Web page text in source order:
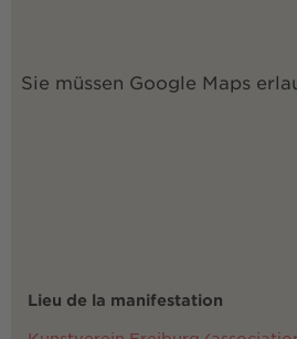
Sie müssen Google Maps
Lieu de la manifestation